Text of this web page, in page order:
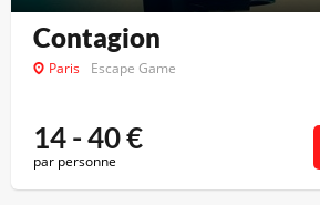
Contagion
Paris Escape Game
14 - 40€
par personne